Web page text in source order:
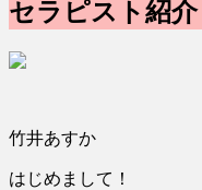
セラピスト紹介
竹井あすか
はじめまして！